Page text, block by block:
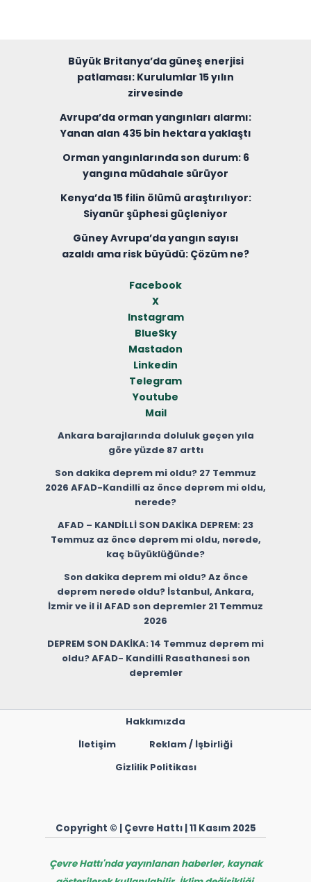
Büyük Britanya’da güneş enerjisi
patlaması: Kurulumlar 15 yılın
zirvesinde
Avrupa’da orman yangınları alarmı:
Yanan alan 435 bin hektara yaklaştı
Orman yangınlarında son durum: 6
yangına müdahale sürüyor
Kenya’da 15 filin ölümü araştırılıyor:
Siyanür şüphesi güçleniyor
Güney Avrupa’da yangın sayısı
azaldı ama risk büyüdü: Çözüm ne?
Facebook
X
Instagram
BlueSky
Mastadon
Linkedin
Telegram
Youtube
Mail
Ankara barajlarında doluluk geçen yıla
göre yüzde 87 arttı
Son dakika deprem mi oldu? 27 Temmuz
2026 AFAD-Kandilli az önce deprem mi oldu,
nerede?
AFAD – KANDİLLİ SON DAKİKA DEPREM: 23
Temmuz az önce deprem mi oldu, nerede,
kaç büyüklüğünde?
Son dakika deprem mi oldu? Az önce
deprem nerede oldu? İstanbul, Ankara,
İzmir ve il il AFAD son depremler 21 Temmuz
2026
DEPREM SON DAKİKA: 14 Temmuz deprem mi
oldu? AFAD- Kandilli Rasathanesi son
depremler
Hakkımızda
İletişim
Reklam / İşbirliği
Gizlilik Politikası
Copyright © | Çevre Hattı | 11 Kasım 2025
Çevre Hattı'nda yayınlanan haberler, kaynak